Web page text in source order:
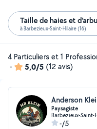
Taille de haies et
à Barbezieux-Saint-Hilaire (16)
4 Particuliers et 1
-
5,0/5 (12 avis)
Anderson
Paysagiste
Barbezieux-
-/5